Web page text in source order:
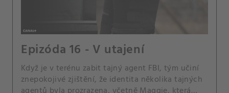
Epizóda 16 - V utajení
Když je v terénu zabit tajný agent FBI, tým učiní
znepokojivé zjištění, že identita několika tajných